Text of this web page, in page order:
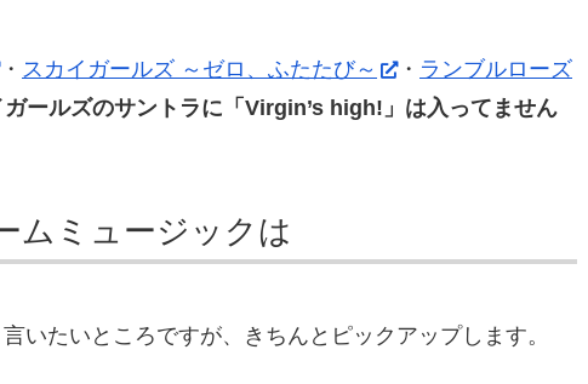
・ スカイガールズ ～ゼロ、ふたたび～ ・ ランブルローズ
ガールズのサントラに「Virgin’s high!」は入ってません
ムミュージックは
言いたいところですが、きちんとピックアップします。